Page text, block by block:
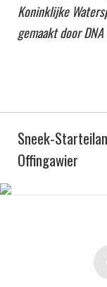
Koninklijke
gemaakt door
Sneek-
Offingawier